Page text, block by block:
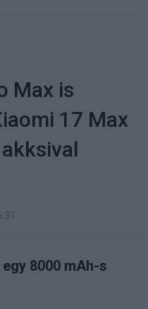
Max is
17 Max
8000 mAh-s